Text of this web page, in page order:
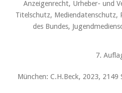
Anzeigenrecht, Urheber- und
Titelschutz, Mediendatenschutz,
des Bundes,
7.
München: C.H.Beck, 2023,